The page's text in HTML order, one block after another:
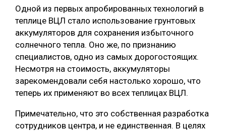
Одной из первых апробированных технологий в
теплице ВЦЛ стало использование грунтовых
аккумуляторов для сохранения избыточного
солнечного тепла. Оно же, по признанию
специалистов, одно из самых дорогостоящих.
Несмотря на стоимость, аккумуляторы
зарекомендовали себя настолько хорошо, что
теперь их применяют во всех теплицах ВЦЛ.
Примечательно, что это собственная разработка
сотрудников центра, и не единственная. В целях